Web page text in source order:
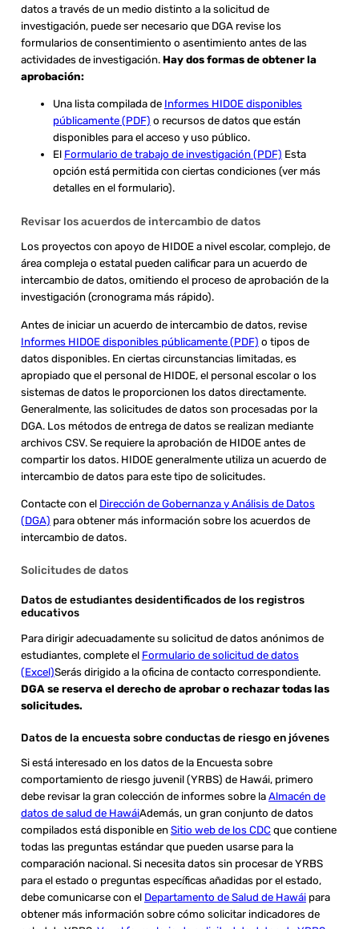
datos a través de un medio distinto a la solicitud de
investigación, puede ser necesario que DGA revise los
formularios de consentimiento o asentimiento antes de las
actividades de investigación. Hay dos formas de obtener la
aprobación:
Una lista compilada de Informes HIDOE disponibles
públicamente (PDF) o recursos de datos que están
disponibles para el acceso y uso público.
El Formulario de trabajo de investigación (PDF) Esta
opción está permitida con ciertas condiciones (ver más
detalles en el formulario).
Revisar los acuerdos de intercambio de datos
Los proyectos con apoyo de HIDOE a nivel escolar, complejo, de
área compleja o estatal pueden calificar para un acuerdo de
intercambio de datos, omitiendo el proceso de aprobación de la
investigación (cronograma más rápido).
Antes de iniciar un acuerdo de intercambio de datos, revise
Informes HIDOE disponibles públicamente (PDF) o tipos de
datos disponibles. En ciertas circunstancias limitadas, es
apropiado que el personal de HIDOE, el personal escolar o los
sistemas de datos le proporcionen los datos directamente.
Generalmente, las solicitudes de datos son procesadas por la
DGA. Los métodos de entrega de datos se realizan mediante
archivos CSV. Se requiere la aprobación de HIDOE antes de
compartir los datos. HIDOE generalmente utiliza un acuerdo de
intercambio de datos para este tipo de solicitudes.
Contacte con el Dirección de Gobernanza y Análisis de Datos
(DGA) para obtener más información sobre los acuerdos de
intercambio de datos.
Solicitudes de datos
Datos de estudiantes desidentificados de los registros
educativos
Para dirigir adecuadamente su solicitud de datos anónimos de
estudiantes, complete el Formulario de solicitud de datos
(Excel)Serás dirigido a la oficina de contacto correspondiente.
DGA se reserva el derecho de aprobar o rechazar todas las
solicitudes.
Datos de la encuesta sobre conductas de riesgo en jóvenes
Si está interesado en los datos de la Encuesta sobre
comportamiento de riesgo juvenil (YRBS) de Hawái, primero
debe revisar la gran colección de informes sobre la Almacén de
datos de salud de HawáiAdemás, un gran conjunto de datos
compilados está disponible en Sitio web de los CDCque contiene
todas las preguntas estándar que pueden usarse para la
comparación nacional. Si necesita datos sin procesar de YRBS
para el estado o preguntas específicas añadidas por el estado,
debe comunicarse con el Departamento de Salud de Hawáipara
obtener más información sobre cómo solicitar indicadores de